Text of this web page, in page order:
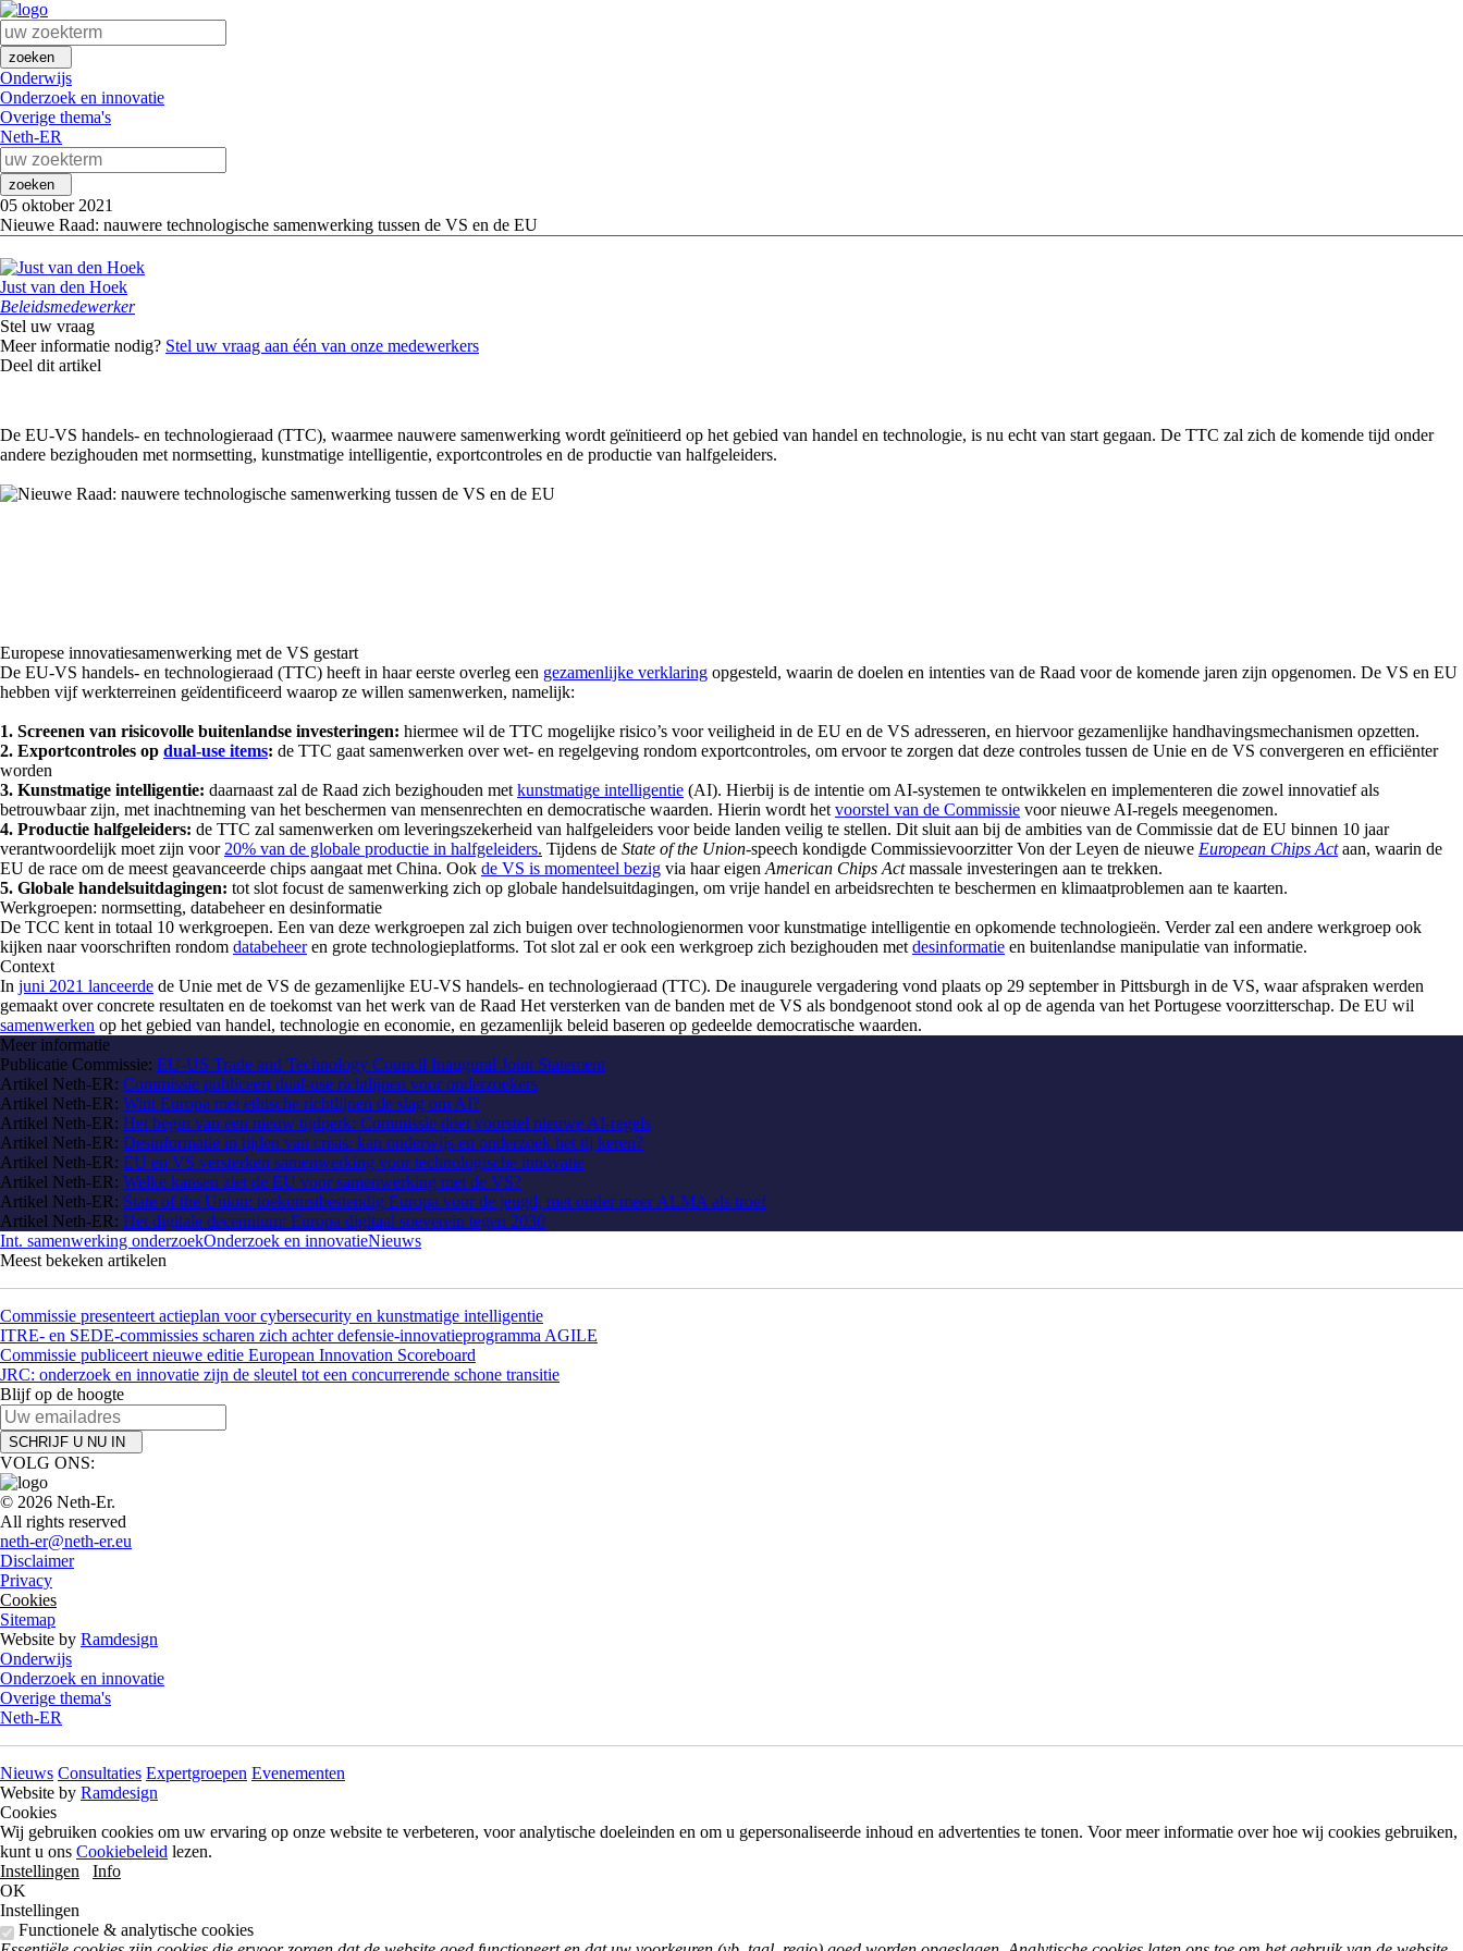
zoeken
Onderwijs
Onderzoek en innovatie
Overige thema's
Neth-ER
zoeken
05 oktober 2021
Nieuwe Raad: nauwere technologische samenwerking tussen de VS en de EU
Just van den Hoek
Beleidsmedewerker
Stel uw vraag
Meer informatie nodig? Stel uw vraag aan één van onze medewerkers
Deel dit artikel
De EU-VS handels- en technologieraad (TTC), waarmee nauwere samenwerking wordt geïnitieerd op het gebied van handel en technologie, is nu echt van start gegaan. De TTC zal zich de komende tijd onder
andere bezighouden met normsetting, kunstmatige intelligentie, exportcontroles en de productie van halfgeleiders.
Europese innovatiesamenwerking met de VS gestart
De EU-VS handels- en technologieraad (TTC) heeft in haar eerste overleg een gezamenlijke verklaring opgesteld, waarin de doelen en intenties van de Raad voor de komende jaren zijn opgenomen. De VS en EU
hebben vijf werkterreinen geïdentificeerd waarop ze willen samenwerken, namelijk:
1. Screenen van risicovolle buitenlandse investeringen: hiermee wil de TTC mogelijke risico’s voor veiligheid in de EU en de VS adresseren, en hiervoor gezamenlijke handhavingsmechanismen opzetten.
2. Exportcontroles op dual-use items: de TTC gaat samenwerken over wet- en regelgeving rondom exportcontroles, om ervoor te zorgen dat deze controles tussen de Unie en de VS convergeren en efficiënter
worden
3. Kunstmatige intelligentie: daarnaast zal de Raad zich bezighouden met kunstmatige intelligentie (AI). Hierbij is de intentie om AI-systemen te ontwikkelen en implementeren die zowel innovatief als
betrouwbaar zijn, met inachtneming van het beschermen van mensenrechten en democratische waarden. Hierin wordt het voorstel van de Commissie voor nieuwe AI-regels meegenomen.
4. Productie halfgeleiders: de TTC zal samenwerken om leveringszekerheid van halfgeleiders voor beide landen veilig te stellen. Dit sluit aan bij de ambities van de Commissie dat de EU binnen 10 jaar
verantwoordelijk moet zijn voor 20% van de globale productie in halfgeleiders. Tijdens de State of the Union-speech kondigde Commissievoorzitter Von der Leyen de nieuwe European Chips Actaan, waarin de
EU de race om de meest geavanceerde chips aangaat met China. Ook de VS is momenteel bezig via haar eigen American Chips Actmassale investeringen aan te trekken.
5. Globale handelsuitdagingen: tot slot focust de samenwerking zich op globale handelsuitdagingen, om vrije handel en arbeidsrechten te beschermen en klimaatproblemen aan te kaarten.
Werkgroepen: normsetting, databeheer en desinformatie
De TCC kent in totaal 10 werkgroepen. Een van deze werkgroepen zal zich buigen over technologienormen voor kunstmatige intelligentie en opkomende technologieën. Verder zal een andere werkgroep ook
kijken naar voorschriften rondom databeheeren grote technologieplatforms. Tot slot zal er ook een werkgroep zich bezighouden met desinformatie en buitenlandse manipulatie van informatie.
Context
In juni 2021 lanceerde de Unie met de VS de gezamenlijke EU-VS handels- en technologieraad (TTC). De inaugurele vergadering vond plaats op 29 september in Pittsburgh in de VS, waar afspraken werden
gemaakt over concrete resultaten en de toekomst van het werk van de Raad Het versterken van de banden met de VS als bondgenoot stond ook al op de agenda van het Portugese voorzitterschap. De EU wil
samenwerken op het gebied van handel, technologie en economie, en gezamenlijk beleid baseren op gedeelde democratische waarden.
Meer informatie
Publicatie Commissie: EU-US Trade and Technology Council Inaugural Joint Statement
Artikel Neth-ER: Commissie publiceert dual-use richtlijnen voor onderzoekers
Artikel Neth-ER: Wint Europa met ethische richtlijnen de slag om AI?
Artikel Neth-ER: Het begin van een nieuw tijdperk: Commissie doet voorstel nieuwe AI-regels
Artikel Neth-ER: Desinformatie in tijden van crisis: kan onderwijs en onderzoek het tij keren?
Artikel Neth-ER: EU en VS versterken samenwerking voor technologische innovatie
Artikel Neth-ER: Welke kansen ziet de EU voor samenwerking met de VS?
Artikel Neth-ER: State of the Union: toekomstbestendig Europa voor de jeugd, met onder meer ALMA als troef
Artikel Neth-ER: Het digitale decennium: Europa digitaal soeverein tegen 2030
Int. samenwerking onderzoekOnderzoek en innovatieNieuws
Meest bekeken artikelen
Commissie presenteert actieplan voor cybersecurity en kunstmatige intelligentie
ITRE- en SEDE-commissies scharen zich achter defensie-innovatieprogramma AGILE
Commissie publiceert nieuwe editie European Innovation Scoreboard
JRC: onderzoek en innovatie zijn de sleutel tot een concurrerende schone transitie
Blijf op de hoogte
SCHRIJF U NU IN
VOLG ONS:
© 2026 Neth-Er.
All rights reserved
neth-er@neth-er.eu
Disclaimer
Privacy
Cookies
Sitemap
Website by Ramdesign
Onderwijs
Onderzoek en innovatie
Overige thema's
Neth-ER
Nieuws Consultaties Expertgroepen Evenementen
Website by Ramdesign
Cookies
Wij gebruiken cookies om uw ervaring op onze website te verbeteren, voor analytische doeleinden en om u gepersonaliseerde inhoud en advertenties te tonen. Voor meer informatie over hoe wij cookies gebruiken,
kunt u ons Cookiebeleid lezen.
Instellingen
Info
OK
Instellingen
Functionele & analytische cookies